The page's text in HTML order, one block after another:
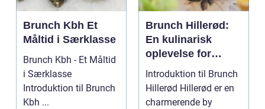
Brunch Kbh Et
Måltid i Særklasse
Brunch Kbh - Et Måltid
i Særklasse
Introduktion til Brunch
Kbh ...
Brunch Hillerød:
En kulinarisk
oplevelse for
eventyrlystne
rejsende og
backpackere
Introduktion til Brunch
Hillerød Hillerød er en
charmerende by